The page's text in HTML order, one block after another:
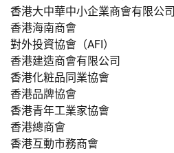
香港大中華中小企業商會有限公司
香港海南商會
對外投資協會（AFI）
香港建造商會有限公司
香港化粧品同業協會
香港品牌協會
香港青年工業家協會
香港總商會
香港互動市務商會